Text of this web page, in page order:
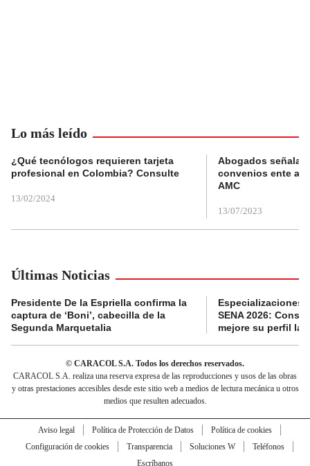
Lo más leído
¿Qué tecnólogos requieren tarjeta
profesional en Colombia? Consulte
13/02/2024
Abogados
convenios ente
AMC
13/07/2023
Últimas Noticias
Presidente De la Espriella confirma la
captura de ‘Boni’, cabecilla de la
Segunda Marquetalia
Especializaciones
SENA 2026:
mejore su perfil
© CARACOL S.A. Todos los derechos reservados.
CARACOL S.A. realiza una reserva expresa de las reproducciones y usos de las obras
y otras prestaciones accesibles desde este sitio web a medios de lectura mecánica u otros
medios que resulten adecuados.
Aviso legal Política de Protección de Datos
Política de cookies
Configuración de cookies
Transparencia Soluciones W
Teléfonos
Escríbanos